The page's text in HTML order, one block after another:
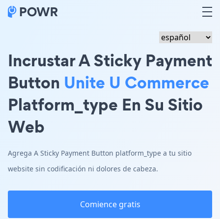
Incrustar A Sticky Payment
Button Unite U Commerce
Platform_type En Su Sitio
Web
Agrega A Sticky Payment Button platform_type a tu sitio
website sin codificación ni dolores de cabeza.
Comience gratis